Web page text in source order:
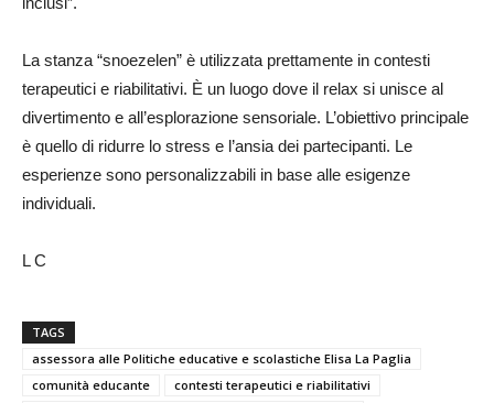
La stanza “snoezelen” è utilizzata prettamente in contesti
terapeutici e riabilitativi. È un luogo dove il relax si unisce al
divertimento e all’esplorazione sensoriale. L’obiettivo principale
è quello di ridurre lo stress e l’ansia dei partecipanti. Le
esperienze sono personalizzabili in base alle esigenze
individuali.
L C
TAGS
assessora alle Politiche educative e scolastiche Elisa La Paglia
comunità educante
contesti terapeutici e riabilitativi